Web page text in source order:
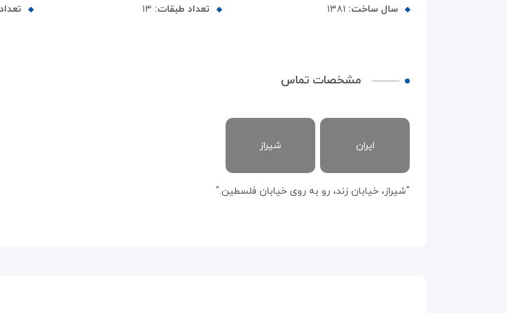
سال ساخت: ۱۳۸۱ تعداد طبقات: ۱۳
مشخصات تماس
ایران شیراز
"شیراز، خیابان زند، رو به روی خیابان فلسطین."